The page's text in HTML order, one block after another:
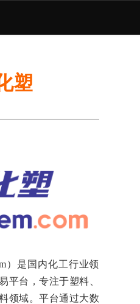
塑
）是国内化工行业领
平台，专注于塑料、
领域。平台通过大数